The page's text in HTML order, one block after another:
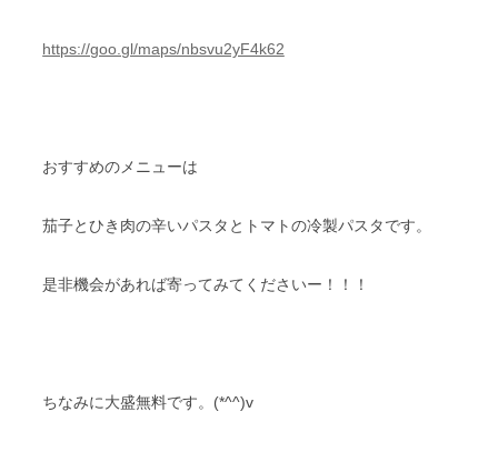
https://goo.gl/maps/nbsvu2yF4k62
おすすめのメニューは
茄子とひき肉の辛いパスタとトマトの冷製パスタです。
是非機会があれば寄ってみてくださいー！！！
ちなみに大盛無料です。(*^^)v